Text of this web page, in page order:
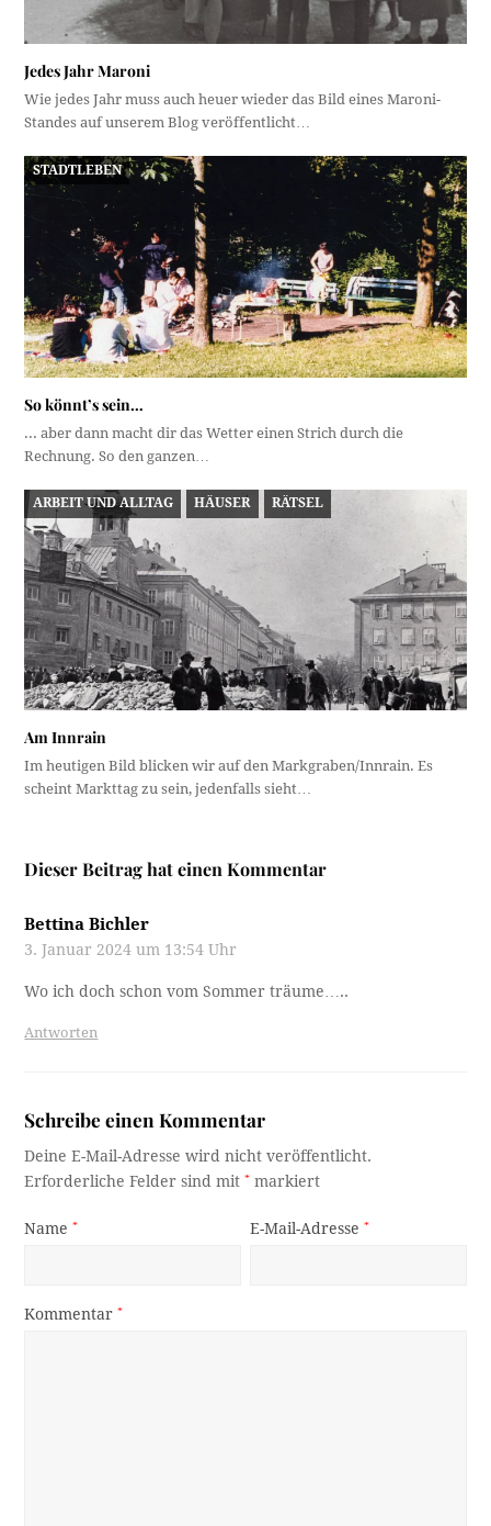
Jedes Jahr Maroni
Wie jedes Jahr muss auch heuer wieder das Bild eines Maroni-
Standes auf unserem Blog veröffentlicht…
STADTLEBEN
So könnt’s sein…
... aber dann macht dir das Wetter einen Strich durch die
Rechnung. So den ganzen…
ARBEIT UND ALLTAG HÄUSER RÄTSEL
Am Innrain
Im heutigen Bild blicken wir auf den Markgraben/Innrain. Es
scheint Markttag zu sein, jedenfalls sieht…
Dieser Beitrag hat einen Kommentar
Bettina Bichler
3. Januar 2024 um 13:54 Uhr
Wo ich doch schon vom Sommer träume…..
Antworten
Schreibe einen Kommentar
Deine E-Mail-Adresse wird nicht veröffentlicht.
Erforderliche Felder sind mit* markiert
Name* E-Mail-Adresse*
Kommentar*